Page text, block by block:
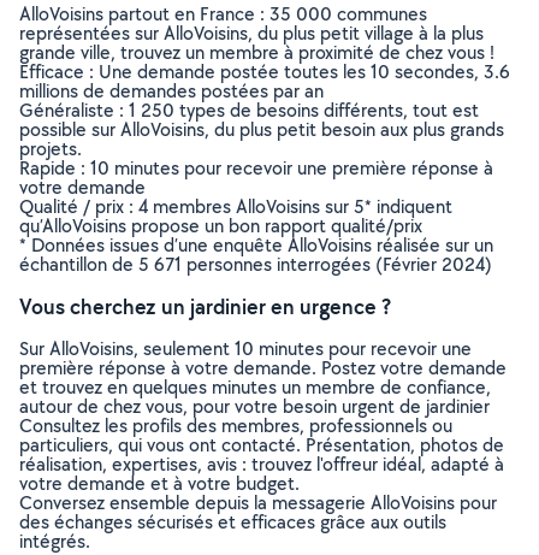
AlloVoisins partout en France : 35 000 communes
représentées sur AlloVoisins, du plus petit village à la plus
grande ville, trouvez un membre à proximité de chez vous !
Efficace : Une demande postée toutes les 10 secondes, 3.6
millions de demandes postées par an
Généraliste : 1 250 types de besoins différents, tout est
possible sur AlloVoisins, du plus petit besoin aux plus grands
projets.
Rapide : 10 minutes pour recevoir une première réponse à
votre demande
Qualité / prix : 4 membres AlloVoisins sur 5* indiquent
qu’AlloVoisins propose un bon rapport qualité/prix
* Données issues d’une enquête AlloVoisins réalisée sur un
échantillon de 5 671 personnes interrogées (Février 2024)
Vous cherchez un jardinier en urgence ?
Sur AlloVoisins, seulement 10 minutes pour recevoir une
première réponse à votre demande. Postez votre demande
et trouvez en quelques minutes un membre de confiance,
autour de chez vous, pour votre besoin urgent de jardinier
Consultez les profils des membres, professionnels ou
particuliers, qui vous ont contacté. Présentation, photos de
réalisation, expertises, avis : trouvez l'offreur idéal, adapté à
votre demande et à votre budget.
Conversez ensemble depuis la messagerie AlloVoisins pour
des échanges sécurisés et efficaces grâce aux outils
intégrés.